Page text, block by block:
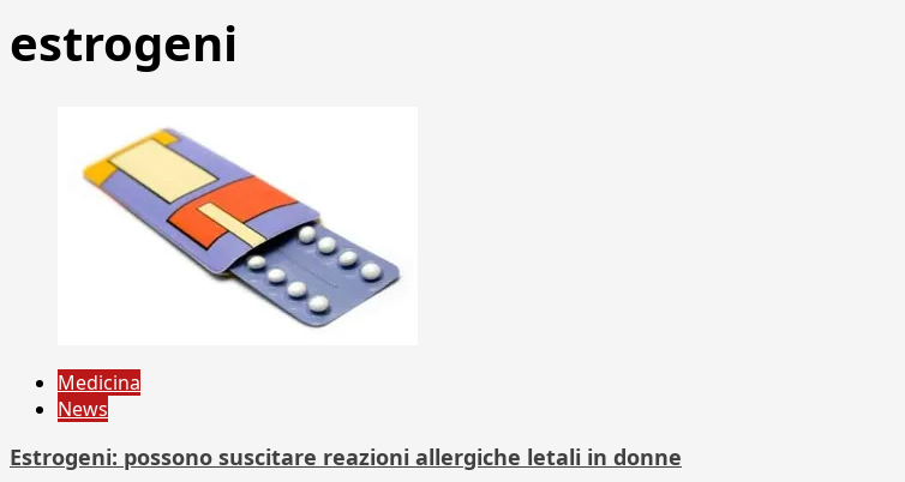
estrogeni
Medicina
News
Estrogeni: possono suscitare reazioni allergiche letali in donne